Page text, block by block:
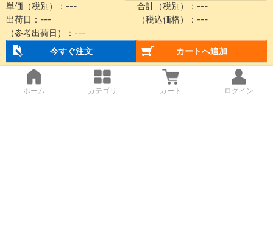
単価（税別）：---
合計（税別）：---
出荷日：---
（税込価格）：---
（参考出荷日）：---
今すぐ注文
カートへ追加
ホーム カテゴリ カート ログイン